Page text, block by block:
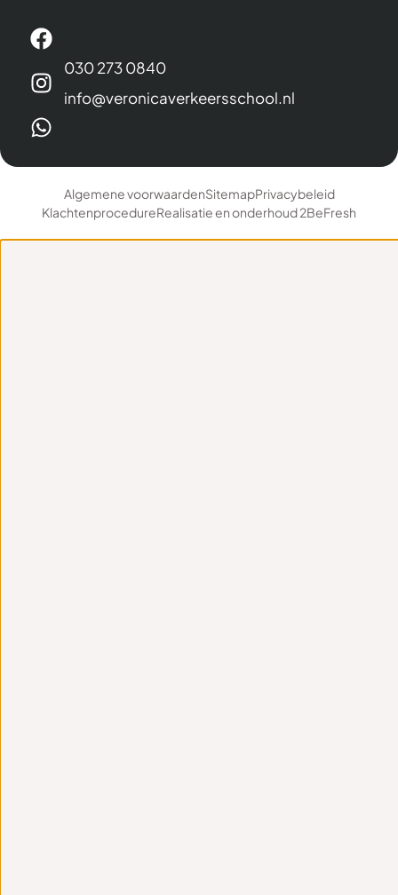
030 273 0840
info@veronicaverkeersschool.nl
Algemene voorwaardenSitemapPrivacybeleid
KlachtenprocedureRealisatie en onderhoud 2BeFresh